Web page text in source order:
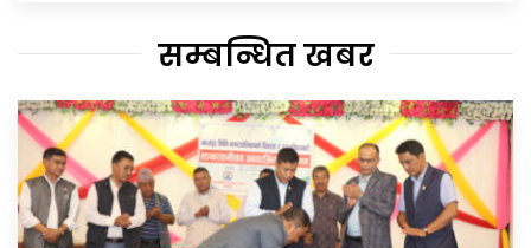
सम्बन्धित खबर